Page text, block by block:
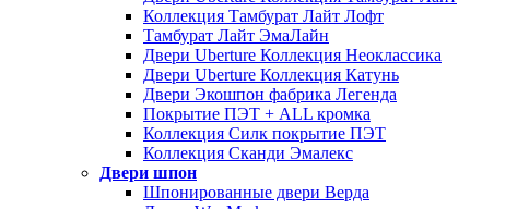
Коллекция Тамбурат Лайт Лофт
Тамбурат Лайт ЭмаЛайн
Двери Uberture Коллекция Неоклассика
Двери Uberture Коллекция Катунь
Двери Экошпон фабрика Легенда
Покрытие ПЭТ + ALL кромка
Коллекция Силк покрытие ПЭТ
Коллекция Сканди Эмалекс
Двери шпон
Шпонированные двери Верда